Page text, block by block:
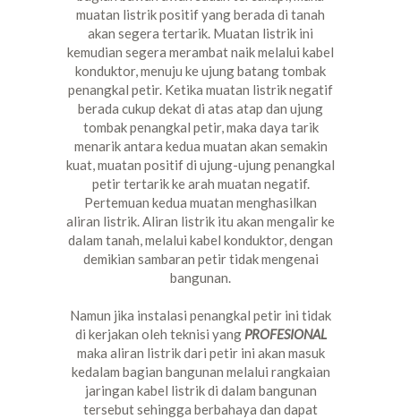
muatan listrik positif yang berada di tanah
akan segera tertarik. Muatan listrik ini
kemudian segera merambat naik melalui kabel
konduktor, menuju ke ujung batang tombak
penangkal petir. Ketika muatan listrik negatif
berada cukup dekat di atas atap dan ujung
tombak penangkal petir, maka daya tarik
menarik antara kedua muatan akan semakin
kuat, muatan positif di ujung-ujung penangkal
petir tertarik ke arah muatan negatif.
Pertemuan kedua muatan menghasilkan
aliran listrik. Aliran listrik itu akan mengalir ke
dalam tanah, melalui kabel konduktor, dengan
demikian sambaran petir tidak mengenai
bangunan.
Namun jika instalasi penangkal petir ini tidak
di kerjakan oleh teknisi yang PROFESIONAL
maka aliran listrik dari petir ini akan masuk
kedalam bagian bangunan melalui rangkaian
jaringan kabel listrik di dalam bangunan
tersebut sehingga berbahaya dan dapat